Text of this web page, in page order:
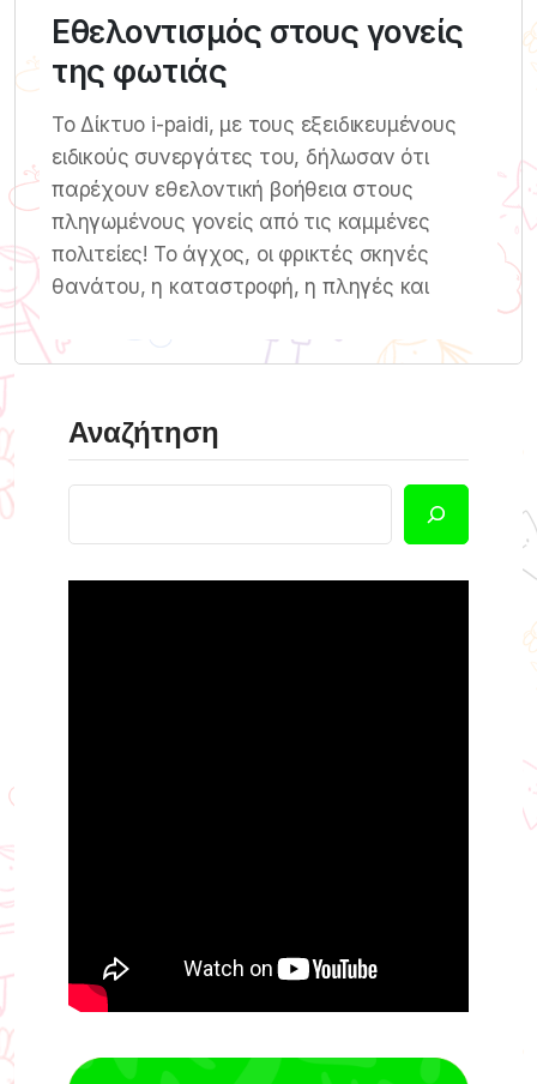
Εθελοντισμός στους γονείς
της φωτιάς
Το Δίκτυο i-paidi, με τους εξειδικευμένους
ειδικούς συνεργάτες του, δήλωσαν ότι
παρέχουν εθελοντική βοήθεια στους
πληγωμένους γονείς από τις καμμένες
πολιτείες! Το άγχος, οι φρικτές σκηνές
θανάτου, η καταστροφή, η πληγές και
Αναζήτηση